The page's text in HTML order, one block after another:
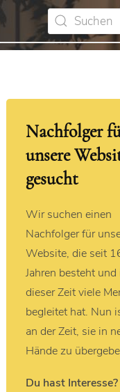
Nachfolger
unsere
gesucht
Wir suchen einen
Nachfolger für
Website, die seit
Jahren besteht und
dieser Zeit viele
begleitet hat. Nun
an der Zeit, sie in
Hände zu
Du hast Interesse?